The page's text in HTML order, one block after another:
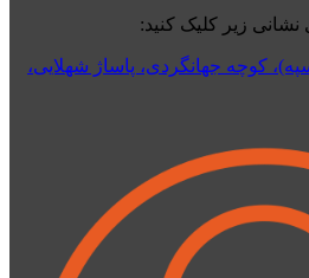
زیر کلیک کنید:
کوچه جهانگردی،‌ پاساژ شهلایی،